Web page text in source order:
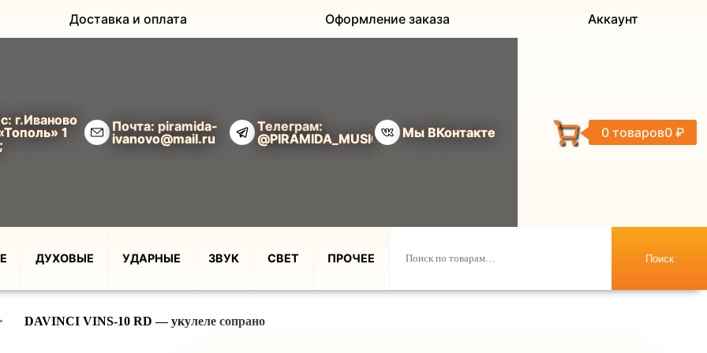
Доставка и оплата Оформление заказа Аккаунт
г.Иваново
1
Почта: piramida-
ivanovo@mail.ru
Телеграм:
@PIRAMIDA_MUSIC
Мы ВКонтакте 0 товаров0 ₽
ДУХОВЫЕ УДАРНЫЕ ЗВУК СВЕТ ПРОЧЕЕ Поиск
DAVINCI VINS-10 RD — укулеле сопрано